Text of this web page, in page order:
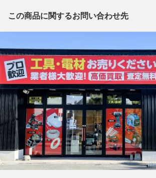
※「なんでもリサイクルビッグバン 公式オン
【店舗内商品コード】1022000344990
【メーカー】HITACHI/日立
【型番】C14DSL2
【カラー】パープル
【付属品】なし
【ランク】Cランク
使用感やキズや汚れ等が目立つ中
【使用予定配送業者】佐川急便 飛脚宅配便
【こちらの商品は在庫連動システムを導入し
ョップと併売を行なっておりますが、
タイミングによりシステムの反映が間に合わ
この商品に関するお問い合わせ先